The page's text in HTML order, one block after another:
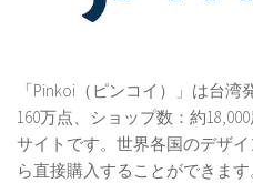
「Pinkoi（ピンコイ）」は台
160万点、ショップ数：約
サイトです。世界各国のデザ
ら直接購入することができま